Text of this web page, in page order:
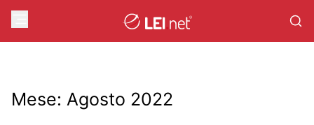
Mese: Agosto 2022